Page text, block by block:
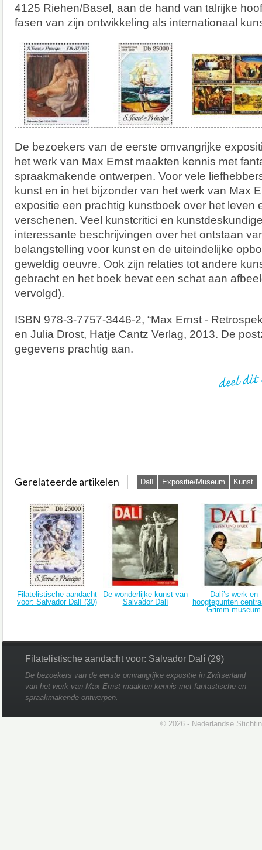
4125 Riehen/Basel, aan de hand van talrijke
fasen van zijn ontwikkeling als internationaal
De bezoekers van de eerste omvangrijke
het werk van Max Ernst maakten kennis met
spraakmakende ontwerpen. Voor vele
kunst en in het bijzonder van het werk van Max
expositie een prachtig kunstboek over het leven
verschenen. Veel kunstcritici en
interessante beschrijvingen over het ontstaan
belangstelling voor kunst en de uiteindelijke
geweldig oeuvre. Ook zijn relaties tot andere
gebracht en het boek bevat een schat aan
vervolgd).
ISBN 978-3-7757-3446-2, “Max Ernst -
en Julia Drost, Hatje Cantz Verlag, 2013. De
gegevens prachtig aan.
Gerelateerde artikelen Dalí Expositie/Museum Kunst
Filatelistische aandacht
voor: Salvador Dalí (30)
De wonderlijke kunst van
Salvador Dalí
Dalí’s werk en
hoogtepunten
Grimm-museum
Filatelistische aandacht voor: Salvador Dalí (29)
De bezoekers van de eerste omvangrijke expositie in Zwitserland
van het werk van Max Ernst maakten kennis met fantastische en
spraakmakende ontwerpen.
© 2026 - Nederlandse